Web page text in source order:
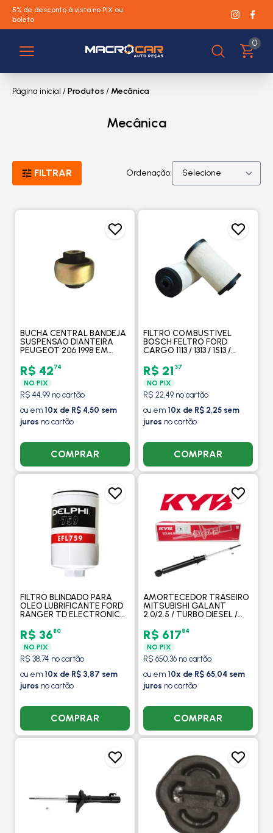
5% de desconto à vista no PIX ou
boleto
0
Página inicial /Produtos / Mecânica
Mecânica
FILTRAR Ordenação:
BUCHA CENTRAL BANDEJA
SUSPENSAO DIANTEIRA
PEUGEOT 206 1998 EM
DIANTE - MOBENSANI
R$ 4274
NO PIX
R$ 44,99 no cartão
ou em 10x de R$ 4,50 sem
juros no cartão
COMPRAR
FILTRO COMBUSTIVEL
BOSCH FELTRO FORD
CARGO 1113 / 1313 / 1513 /
F13000 / F14000 - DELPHI
R$ 21 37
NO PIX
R$ 22,49 no cartão
ou em 10x de R$ 2,25 sem
juros no cartão
COMPRAR
FILTRO BLINDADO PARA
OLEO LUBRIFICANTE FORD
RANGER TD ELECTRONIC
2006 - DELPHI
R$ 3680
NO PIX
R$ 38,74 no cartão
ou em 10x de R$ 3,87 sem
juros no cartão
COMPRAR
AMORTECEDOR TRASEIRO
MITSUBISHI GALANT
2.0/2.5 / TURBO DIESEL /
SUSPENSAO ELEVADA) /
1997 A 2003 - KAYABA
R$ 61784
NO PIX
R$ 650,36 no cartão
ou em 10x de R$ 65,04 sem
juros no cartão
COMPRAR